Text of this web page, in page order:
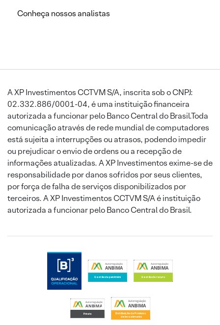
Conheça nossos analistas
A XP Investimentos CCTVM S/A, inscrita sob o CNPJ:
02.332.886/0001-04, é uma instituição financeira
autorizada a funcionar pelo Banco Central do Brasil.Toda
comunicação através de rede mundial de computadores
está sujeita a interrupções ou atrasos, podendo impedir
ou prejudicar o envio de ordens ou a recepção de
informações atualizadas. A XP Investimentos exime-se de
responsabilidade por danos sofridos por seus clientes,
por força de falha de serviços disponibilizados por
terceiros. A XP Investimentos CCTVM S/A é instituição
autorizada a funcionar pelo Banco Central do Brasil.